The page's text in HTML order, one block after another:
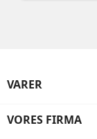
VARER
VORES FIRMA